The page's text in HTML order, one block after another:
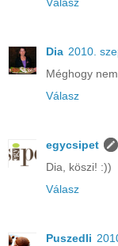
Válasz
Dia 2010.
Méghogy
Válasz
egycsipet
Dia, köszi! :))
Válasz
Puszedli